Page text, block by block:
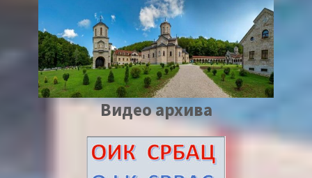
Видео архива